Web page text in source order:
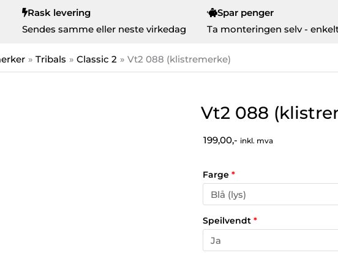
Rask levering
Sendes samme eller neste virkedag
Spar penger
Ta monteringen selv -
Tribals Classic 2 Vt2 088 (klistremerke)
Vt2 088
199,00,- inkl. mva
Farge *
Speilvendt *